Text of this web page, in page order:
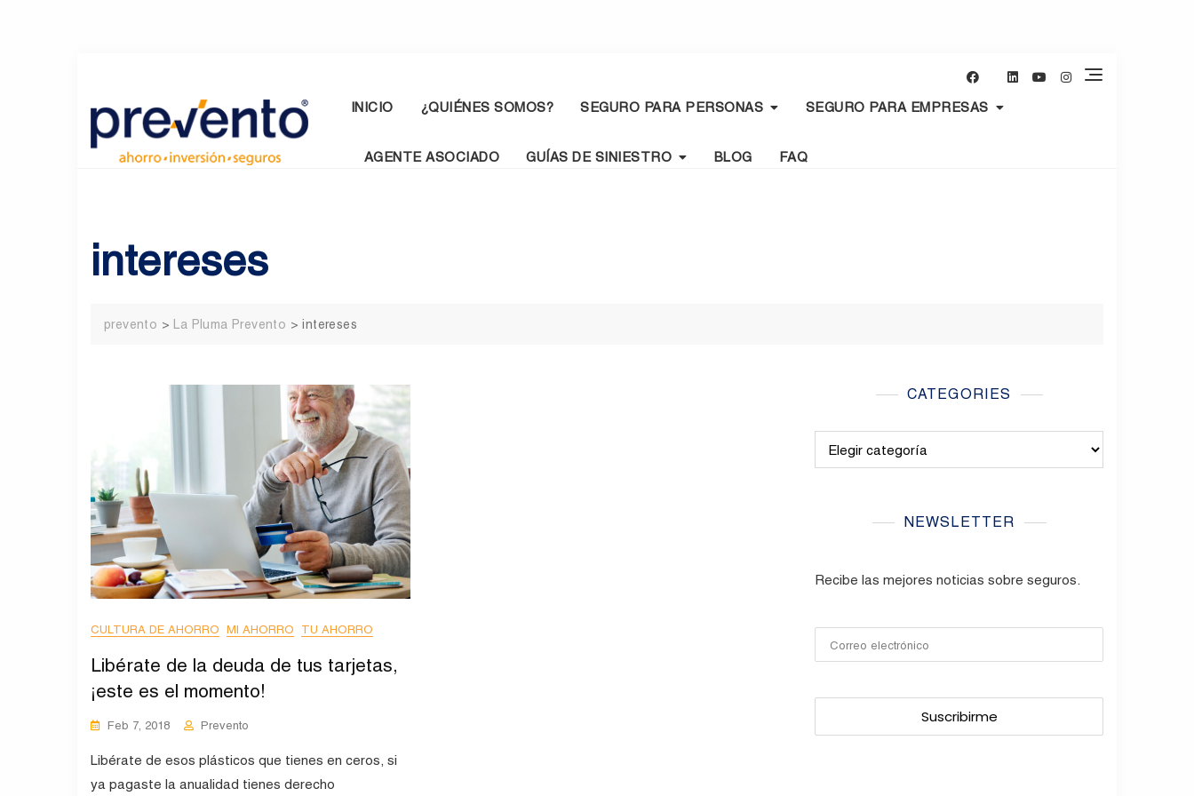
content
INICIO ¿QUIÉNES SOMOS? SEGURO PARA PERSONAS SEGURO PARA EMPRESAS
AGENTE ASOCIADO GUÍAS DE SINIESTRO BLOG FAQ
intereses
prevento > La Pluma Prevento >intereses
CULTURA DE AHORRO MI AHORRO TU AHORRO
Libérate de la deuda de tus tarjetas,
¡este es el momento!
Feb 7, 2018 Prevento
Libérate de esos plásticos que tienes en ceros, si
ya pagaste la anualidad tienes derecho
CATEGORIES
NEWSLETTER
Recibe las mejores noticias sobre seguros.